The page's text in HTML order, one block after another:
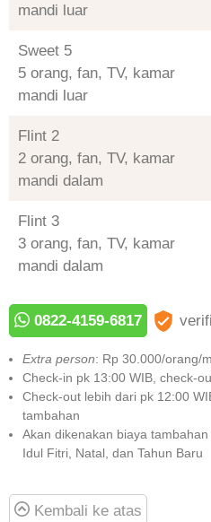
mandi luar
Sweet 5
5 orang, fan, TV, kamar
mandi luar
Flint 2
2 orang, fan, TV, kamar
mandi dalam
Flint 3
3 orang, fan, TV, kamar
mandi dalam
0822-4159-6817
Extra person: Rp 30.000/orang/
Check-in pk 13:00 WIB, check-
Check-out lebih dari pk 12:00
tambahan
Akan dikenakan biaya
Idul Fitri, Natal, dan Tahun Baru
Kembali ke atas